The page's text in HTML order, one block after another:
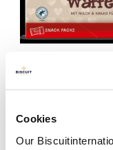
Cookies
Our
Nuevo
Publié le
20/11/2023